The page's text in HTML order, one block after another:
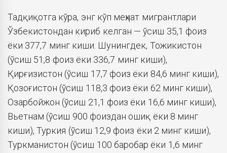
Тадқиқотга кўра, энг кўп меҳнат мигрантлари
Ўзбекистондан кириб келган — ўсиш 35,1 фоиз
ёки 377,7 минг киши. Шунингдек, Тожикистон
(ўсиш 51,8 фоиз ёки 336,7 минг киши),
Қирғизистон (ўсиш 17,7 фоиз ёки 84,6 минг киши),
Қозоғистон (ўсиш 118,3 фоиз ёки 62 минг киши),
Озарбойжон (ўсиш 21,1 фоиз ёки 16,6 минг киши),
Вьетнам (ўсиш 900 фоиздан ошиқ ёки 8 минг
киши), Туркия (ўсиш 12,9 фоиз ёки 2 минг киши),
Туркманистон (ўсиш 100 баробар ёки 1,6 минг